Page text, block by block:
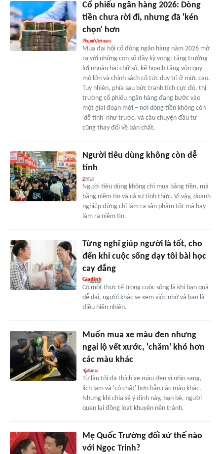
Cổ phiếu ngân hàng 2026: Dòng
tiền chưa rời đi, nhưng đã 'kén
chọn' hơn
Mùa đại hội cổ đông ngân hàng năm 2026 mở
ra với những con số đầy kỳ vọng: tăng trưởng
lợi nhuận hai chữ số, kế hoạch tăng vốn quy
mô lớn và chính sách cổ tức duy trì ở mức cao.
Tuy nhiên, phía sau bức tranh tích cực đó, thị
trường cổ phiếu ngân hàng đang bước vào
một giai đoạn mới – nơi dòng tiền không còn
'dễ tính' như trước, và câu chuyện đầu tư
cũng thay đổi về bản chất.
Người tiêu dùng không còn dễ
tính
Người tiêu dùng không chỉ mua bằng tiền, mà
bằng niềm tin và cả sự tỉnh thức. Vì vậy, doanh
nghiệp đừng chỉ làm ra sản phẩm tốt mà hãy
làm ra niềm tin.
Từng nghĩ giúp người là tốt, cho
đến khi cuộc sống dạy tôi bài học
cay đắng
Có một thực tế trong cuộc sống là khi bạn quá
dễ dãi, người khác sẽ xem việc nhờ vả bạn là
điều hiển nhiên.
Muốn mua xe màu đen nhưng
ngại lộ vết xước, 'chăm' khó hơn
các màu khác
Từ lâu tôi đã thích xe màu đen vì nhìn sang,
lịch lãm và 'có chất' hơn hẳn các màu khác.
Nhưng khi chia sẻ ý định này, bạn bè, người
quen lại đồng loạt khuyên nên tránh.
Mẹ Quốc Trường đối xử thế nào
với Ngọc Trinh?